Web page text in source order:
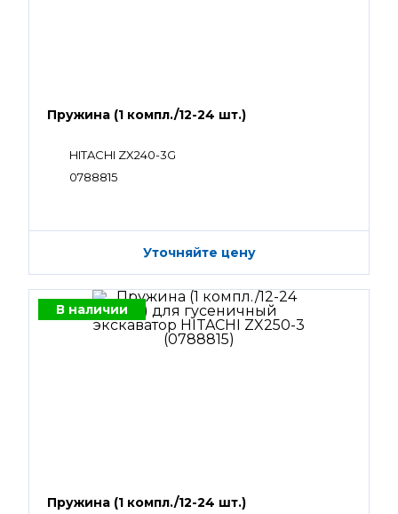
Пружина (1 компл./12-24 шт.)
HITACHI ZX240-3G
0788815
Уточняйте цену
В наличии
Пружина (1 компл./12-24 шт.)